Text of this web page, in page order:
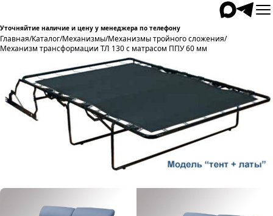
Уточняйтие наличие и цену у менеджера по телефону
Главная/Каталог/Механизмы/Механизмы тройного сложения/
Механизм трансформации ТЛ 130 с матрасом ППУ 60 мм